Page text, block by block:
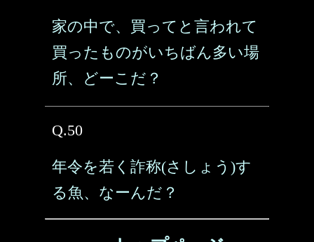
家の中で、買ってと言われて
買ったものがいちばん多い場
所、どーこだ？
Q.50
年令を若く詐称(さしょう)す
る魚、なーんだ？